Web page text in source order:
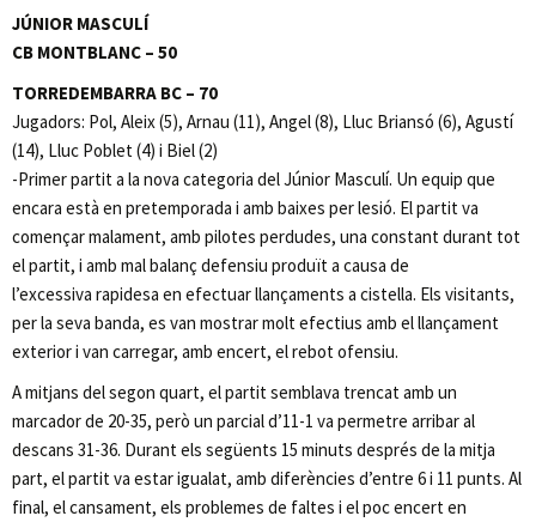
JÚNIOR MASCULÍ
CB MONTBLANC – 50
TORREDEMBARRA BC – 70
Jugadors: Pol, Aleix (5), Arnau (11), Angel (8), Lluc Briansó (6), Agustí
(14), Lluc Poblet (4) i Biel (2)
-Primer partit a la nova categoria del Júnior Masculí. Un equip que
encara està en pretemporada i amb baixes per lesió. El partit va
començar malament, amb pilotes perdudes, una constant durant tot
el partit, i amb mal balanç defensiu produït a causa de
l’excessiva rapidesa en efectuar llançaments a cistella. Els visitants,
per la seva banda, es van mostrar molt efectius amb el llançament
exterior i van carregar, amb encert, el rebot ofensiu.
A mitjans del segon quart, el partit semblava trencat amb un
marcador de 20-35, però un parcial d’11-1 va permetre arribar al
descans 31-36. Durant els següents 15 minuts després de la mitja
part, el partit va estar igualat, amb diferències d’entre 6 i 11 punts. Al
final, el cansament, els problemes de faltes i el poc encert en